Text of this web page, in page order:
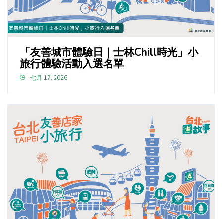
「友善城市體驗日｜士林Chill時光」小
旅行體驗活動入選名單
七月 17, 2026